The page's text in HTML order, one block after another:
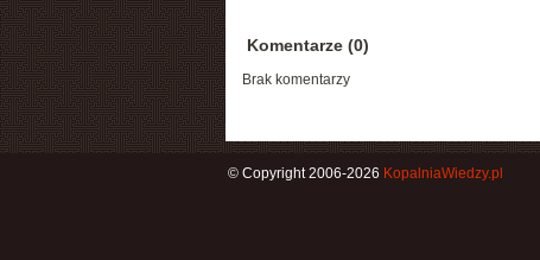
Komentarze (0)
Brak komentarzy
© Copyright 2006-2026 KopalniaWiedzy.pl